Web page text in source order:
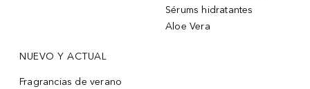
Sérums hidratantes
Aloe Vera
NUEVO Y ACTUAL
Fragrancias de verano